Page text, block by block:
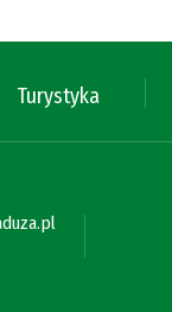
Turystyka